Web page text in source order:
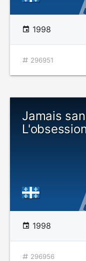
1998
296951
Jamais
1998
296956